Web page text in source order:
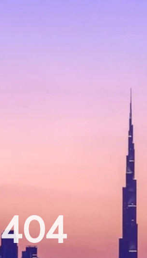
404